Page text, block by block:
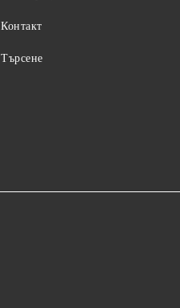
Контакт
Търсене